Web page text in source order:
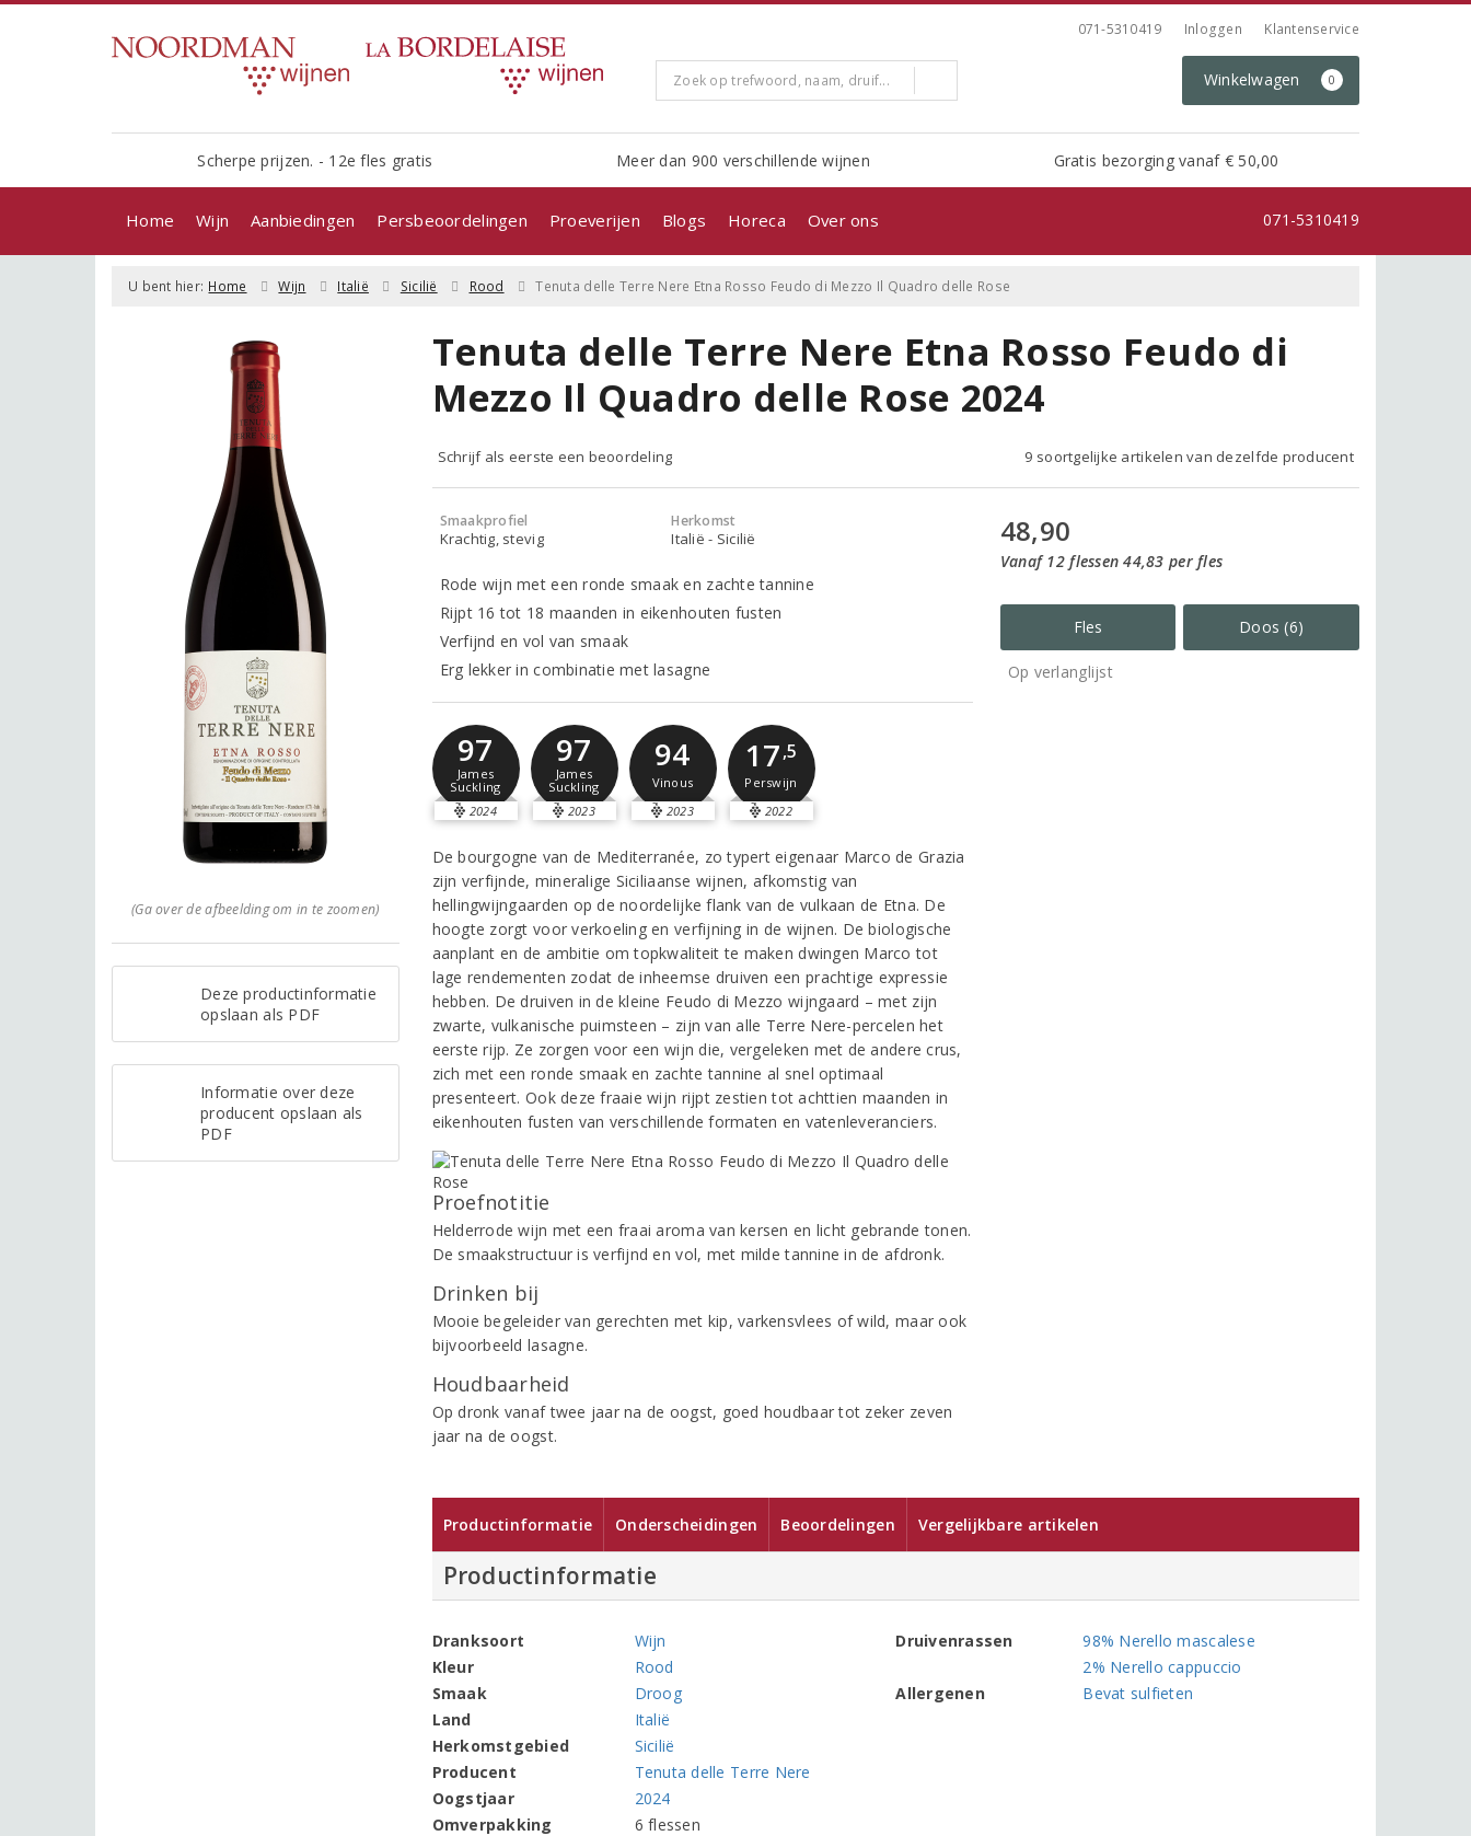
071-5310419 Inloggen Klantenservice
Winkelwagen 0
Scherpe prijzen. - 12e fles gratis Meer dan 900 verschillende wijnen Gratis bezorging vanaf € 50,00
Home Wijn Aanbiedingen Persbeoordelingen Proeverijen Blogs Horeca Over ons 071-5310419
U bent hier: Home Wijn Italië Sicilië Rood Tenuta delle Terre Nere Etna Rosso Feudo di Mezzo Il Quadro delle Rose
(Ga over de afbeelding om in te zoomen)
Deze productinformatie
opslaan als PDF
Informatie over deze
producent opslaan als
PDF
Tenuta delle Terre Nere Etna Rosso Feudo di
Mezzo Il Quadro delle Rose 2024
Schrijf als eerste een beoordeling 9 soortgelijke artikelen van dezelfde producent
Smaakprofiel
Krachtig, stevig
Herkomst
Italië - Sicilië
Rode wijn met een ronde smaak en zachte tannine
Rijpt 16 tot 18 maanden in eikenhouten fusten
Verfijnd en vol van smaak
Erg lekker in combinatie met lasagne
97
James
Suckling
2024
97
James
Suckling
2023
94
Vinous
2023
17,5
Perswijn
2022
De bourgogne van de Mediterranée, zo typert eigenaar Marco de Grazia
zijn verfijnde, mineralige Siciliaanse wijnen, afkomstig van
hellingwijngaarden op de noordelijke flank van de vulkaan de Etna. De
hoogte zorgt voor verkoeling en verfijning in de wijnen. De biologische
aanplant en de ambitie om topkwaliteit te maken dwingen Marco tot
lage rendementen zodat de inheemse druiven een prachtige expressie
hebben. De druiven in de kleine Feudo di Mezzo wijngaard – met zijn
zwarte, vulkanische puimsteen – zijn van alle Terre Nere-percelen het
eerste rijp. Ze zorgen voor een wijn die, vergeleken met de andere crus,
zich met een ronde smaak en zachte tannine al snel optimaal
presenteert. Ook deze fraaie wijn rijpt zestien tot achttien maanden in
eikenhouten fusten van verschillende formaten en vatenleveranciers.
Proefnotitie
Helderrode wijn met een fraai aroma van kersen en licht gebrande tonen.
De smaakstructuur is verfijnd en vol, met milde tannine in de afdronk.
Drinken bij
Mooie begeleider van gerechten met kip, varkensvlees of wild, maar ook
bijvoorbeeld lasagne.
Houdbaarheid
Op dronk vanaf twee jaar na de oogst, goed houdbaar tot zeker zeven
jaar na de oogst.
48,90
Vanaf 12 flessen 44,83 per fles
Fles Doos (6)
Op verlanglijst
Productinformatie Onderscheidingen Beoordelingen Vergelijkbare artikelen
Productinformatie
Dranksoort
Wijn
Kleur
Rood
Smaak
Droog
Land
Italië
Herkomstgebied
Sicilië
Producent
Tenuta delle Terre Nere
Oogstjaar
2024
Omverpakking
6 flessen
Druivenrassen
98% Nerello mascalese
2% Nerello cappuccio
Allergenen
Bevat sulfieten